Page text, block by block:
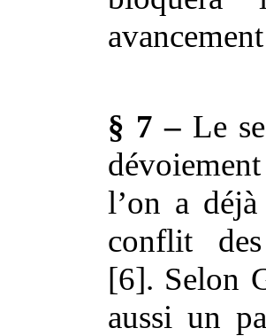
§ 7 – Le
l’on a
conflit
[6]. Selon
aussi un